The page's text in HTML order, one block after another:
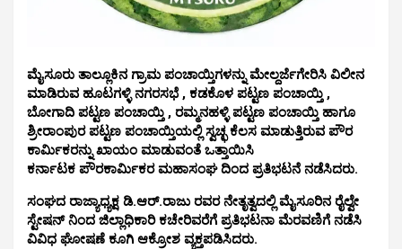
ಮೈಸೂರು ತಾಲ್ಲೂಕಿನ ಗ್ರಾಮ ಪಂಚಾಯ್ತಿಗಳನ್ನು ಮೇಲ್ದರ್ಜೆಗೇರಿಸಿ ವಿಲೀನ
ಮಾಡಿರುವ ಹೂಟಗಳ್ಳಿ ನಗರಸಭೆ , ಕಡಕೊಳ ಪಟ್ಟಣ ಪಂಚಾಯ್ತಿ ,
ಬೋಗಾದಿ ಪಟ್ಟಣ ಪಂಚಾಯ್ತಿ , ರಮ್ಮನಹಳ್ಳಿ ಪಟ್ಟಣ ಪಂಚಾಯ್ತಿ ಹಾಗೂ
ಶ್ರೀರಾಂಪುರ ಪಟ್ಟಣ ಪಂಚಾಯ್ತಿಯಲ್ಲಿ ಸ್ವಚ್ಛ ಕೆಲಸ ಮಾಡುತ್ತಿರುವ ಪೌರ
ಕಾರ್ಮಿಕರನ್ನು ಖಾಯಂ ಮಾಡುವಂತೆ ಒತ್ತಾಯಿಸಿ
ಕರ್ನಾಟಕ ಪೌರಕಾರ್ಮಿಕರ ಮಹಾಸಂಘ ದಿಂದ ಪ್ರತಿಭಟನೆ ನಡೆಸಿದರು.
ಸಂಘದ ರಾಜ್ಯಾಧ್ಯಕ್ಷ ಡಿ.ಆರ್.ರಾಜು ರವರ ನೇತೃತ್ವದಲ್ಲಿ ಮೈಸೂರಿನ ರೈಲ್ವೇ
ಸ್ಟೇಷನ್ ನಿಂದ ಜಿಲ್ಲಾಧಿಕಾರಿ ಕಚೇರಿವರೆಗೆ ಪ್ರತಿಭಟನಾ ಮೆರವಣಿಗೆ ನಡೆಸಿ
ವಿವಿಧ ಘೋಷಣೆ ಕೂಗಿ ಆಕ್ರೋಶ ವ್ಯಕ್ತಪಡಿಸಿದರು.